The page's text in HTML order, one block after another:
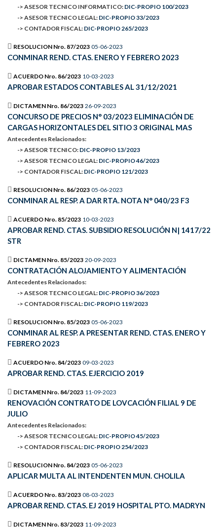
-> ASESOR TECNICO INFORMATICO: DIC-PROPIO 100/2023
-> ASESOR TECNICO LEGAL: DIC-PROPIO 33/2023
-> CONTADOR FISCAL: DIC-PROPIO 265/2023
RESOLUCION Nro. 87/2023 05-06-2023
CONMINAR REND. CTAS. ENERO Y FEBRERO 2023
ACUERDO Nro. 86/2023 10-03-2023
APROBAR ESTADOS CONTABLES AL 31/12/2021
DICTAMEN Nro. 86/2023 26-09-2023
CONCURSO DE PRECIOS N° 03/2023 ELIMINACIÓN DE
CARGAS HORIZONTALES DEL SITIO 3 ORIGINAL MAS
Antecedentes Relacionados:
-> ASESOR TECNICO: DIC-PROPIO 13/2023
-> ASESOR TECNICO LEGAL: DIC-PROPIO 46/2023
-> CONTADOR FISCAL: DIC-PROPIO 121/2023
RESOLUCION Nro. 86/2023 05-06-2023
CONMINAR AL RESP. A DAR RTA. NOTA N° 040/23 F3
ACUERDO Nro. 85/2023 10-03-2023
APROBAR REND. CTAS. SUBSIDIO RESOLUCIÓN N| 1417/22
STR
DICTAMEN Nro. 85/2023 20-09-2023
CONTRATACIÓN ALOJAMIENTO Y ALIMENTACIÓN
Antecedentes Relacionados:
-> ASESOR TECNICO LEGAL: DIC-PROPIO 36/2023
-> CONTADOR FISCAL: DIC-PROPIO 119/2023
RESOLUCION Nro. 85/2023 05-06-2023
CONMINAR AL RESP. A PRESENTAR REND. CTAS. ENERO Y
FEBRERO 2023
ACUERDO Nro. 84/2023 09-03-2023
APROBAR REND. CTAS. EJERCICIO 2019
DICTAMEN Nro. 84/2023 11-09-2023
RENOVACIÓN CONTRATO DE LOVCACIÓN FILIAL 9 DE
JULIO
Antecedentes Relacionados:
-> ASESOR TECNICO LEGAL: DIC-PROPIO 45/2023
-> CONTADOR FISCAL: DIC-PROPIO 254/2023
RESOLUCION Nro. 84/2023 05-06-2023
APLICAR MULTA AL INTENDENTEN MUN. CHOLILA
ACUERDO Nro. 83/2023 08-03-2023
APROBAR REND. CTAS. EJ 2019 HOSPITAL PTO. MADRYN
DICTAMEN Nro. 83/2023 11-09-2023